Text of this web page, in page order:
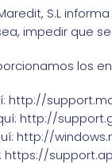
S.L
impedir que
los
http://
http://
http://